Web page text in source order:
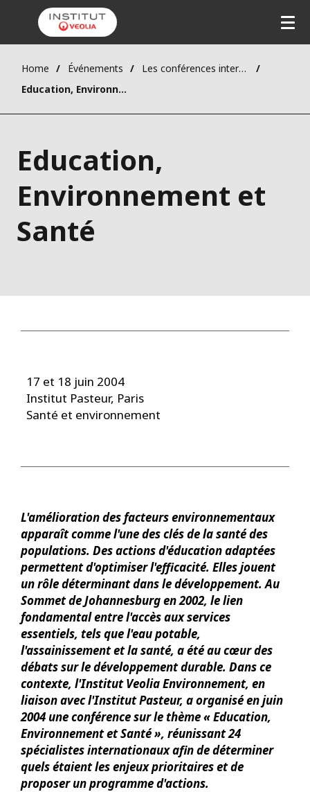
Home Événements
Les conférences internationales
Education, Environnement et Santé
Education,
Environnement et
Santé
17 et 18 juin 2004
Institut Pasteur, Paris
Santé et environnement
L'amélioration des facteurs environnementaux
apparaît comme l'une des clés de la santé des
populations. Des actions d'éducation adaptées
permettent d'optimiser l'efficacité. Elles jouent
un rôle déterminant dans le développement. Au
Sommet de Johannesburg en 2002, le lien
fondamental entre l'accès aux services
essentiels, tels que l'eau potable,
l'assainissement et la santé, a été au cœur des
débats sur le développement durable. Dans ce
contexte, l'Institut Veolia Environnement, en
liaison avec l'Institut Pasteur, a organisé en juin
2004 une conférence sur le thème « Education,
Environnement et Santé », réunissant 24
spécialistes internationaux afin de déterminer
quels étaient les enjeux prioritaires et de
proposer un programme d'actions.